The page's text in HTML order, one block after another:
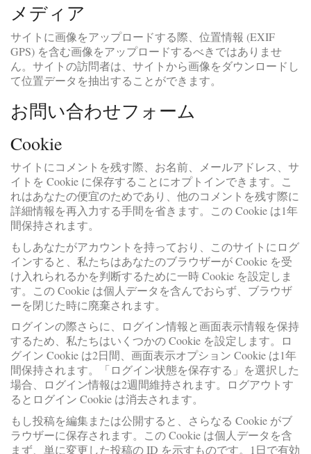
メディア
サイトに画像をアップロードする際、位置情報 (EXIF
GPS) を含む画像をアップロードするべきではありませ
ん。サイトの訪問者は、サイトから画像をダウンロードし
て位置データを抽出することができます。
お問い合わせフォーム
Cookie
サイトにコメントを残す際、お名前、メールアドレス、サ
イトを Cookie に保存することにオプトインできます。こ
れはあなたの便宜のためであり、他のコメントを残す際に
詳細情報を再入力する手間を省きます。この Cookie は1年
間保持されます。
もしあなたがアカウントを持っており、このサイトにログ
インすると、私たちはあなたのブラウザーが Cookie を受
け入れられるかを判断するために一時 Cookie を設定しま
す。この Cookie は個人データを含んでおらず、ブラウザ
ーを閉じた時に廃棄されます。
ログインの際さらに、ログイン情報と画面表示情報を保持
するため、私たちはいくつかの Cookie を設定します。ロ
グイン Cookie は2日間、画面表示オプション Cookie は1年
間保持されます。「ログイン状態を保存する」を選択した
場合、ログイン情報は2週間維持されます。ログアウトす
るとログイン Cookie は消去されます。
もし投稿を編集または公開すると、さらなる Cookie がブ
ラウザーに保存されます。この Cookie は個人データを含
まず、単に変更した投稿の ID を示すものです。1日で有効